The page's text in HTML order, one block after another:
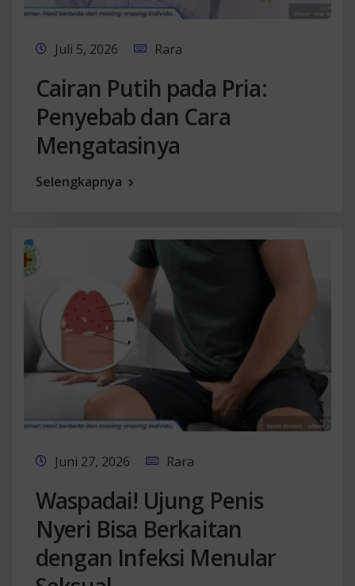
Juli 5, 2026 Rara
Cairan Putih pada Pria:
Penyebab dan Cara
Mengatasinya
Selengkapnya
Juni 27, 2026 Rara
Waspadai! Ujung Penis
Nyeri Bisa Berkaitan
dengan Infeksi Menular